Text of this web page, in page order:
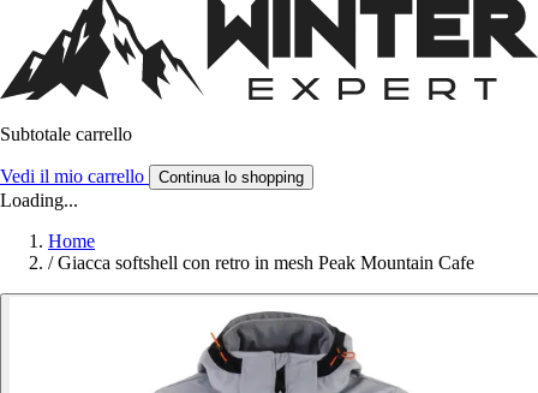
Subtotale carrello
Vedi il mio carrello Continua lo shopping
Loading...
Home
/ Giacca softshell con retro in mesh Peak Mountain Cafe